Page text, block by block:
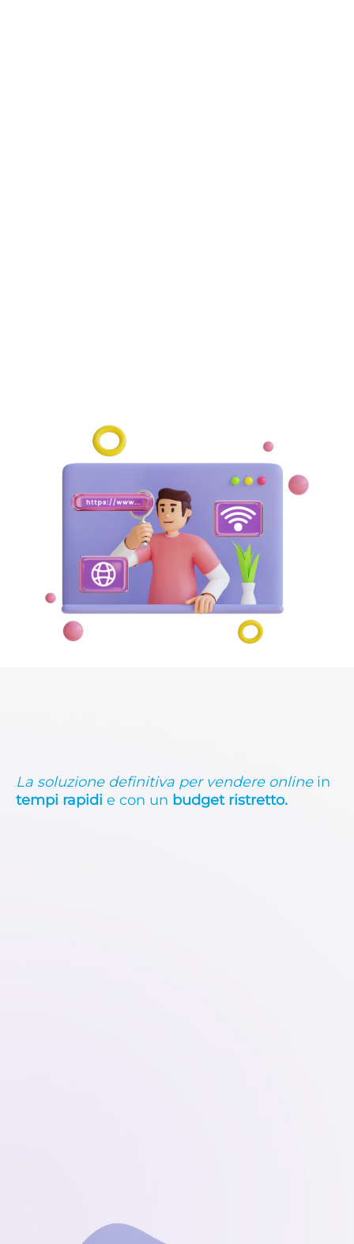
La soluzione definitiva per vendere online in
tempi rapidi e con un budget ristretto.